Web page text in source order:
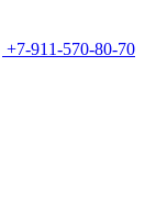
+7-911-570-80-70